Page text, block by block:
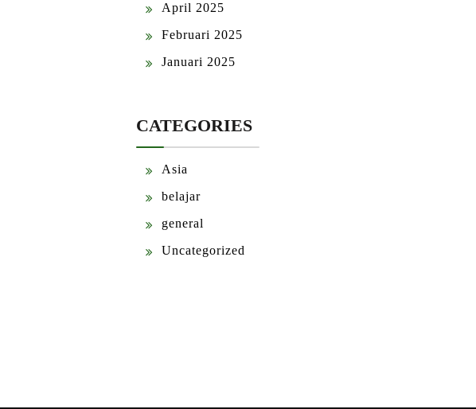
April 2025
Februari 2025
Januari 2025
CATEGORIES
Asia
belajar
general
Uncategorized